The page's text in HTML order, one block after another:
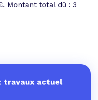
Montant total dû : 3
travaux actuel